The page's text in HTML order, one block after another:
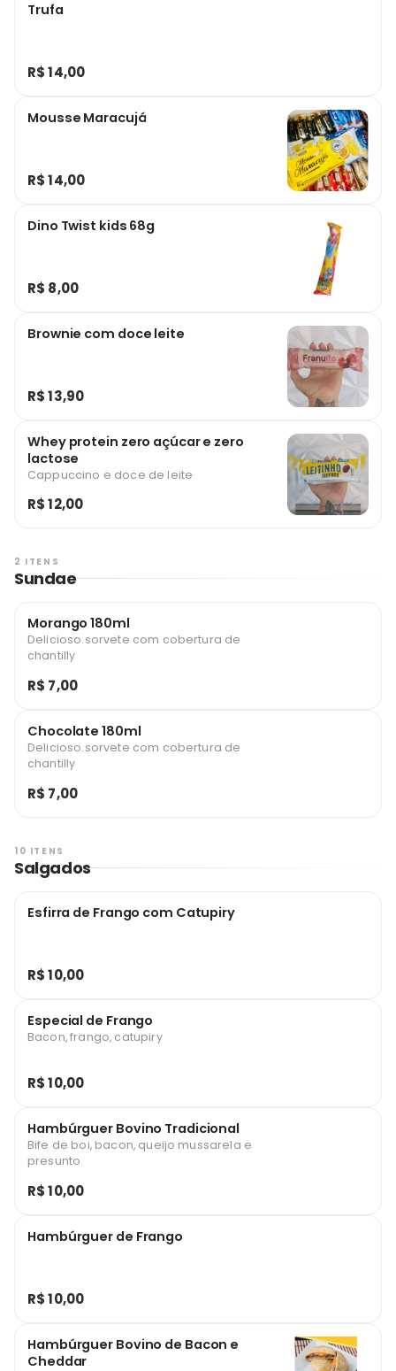
Trufa
R$ 14,00
Mousse Maracujá
R$ 14,00
Dino Twist kids 68g
R$ 8,00
Brownie com doce leite
R$ 13,90
Whey protein zero açúcar e zero
lactose
Cappuccino e doce de leite
R$ 12,00
2 ITENS
Sundae
Morango 180ml
Delicioso.sorvete com cobertura de
chantilly
R$ 7,00
Chocolate 180ml
Delicioso.sorvete com cobertura de
chantilly
R$ 7,00
10 ITENS
Salgados
Esfirra de Frango com Catupiry
R$ 10,00
Especial de Frango
Bacon, frango, catupiry
R$ 10,00
Hambúrguer Bovino Tradicional
Bife de boi, bacon, queijo mussarela e
presunto
R$ 10,00
Hambúrguer de Frango
R$ 10,00
Hambúrguer Bovino de Bacon e
Cheddar